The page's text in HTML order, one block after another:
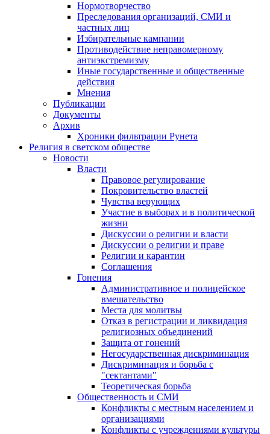
Нормотворчество
Преследования организаций, СМИ и
частных лиц
Избирательные кампании
Противодействие неправомерному
антиэкстремизму
Иные государственные и общественные
действия
Мнения
Публикации
Документы
Архив
Хроники фильтрации Рунета
Религия в светском обществе
Новости
Власти
Правовое регулирование
Покровительство властей
Чувства верующих
Участие в выборах и в политической
жизни
Дискуссии о религии и власти
Дискуссии о религии и праве
Религии и карантин
Соглашения
Гонения
Административное и полицейское
вмешательство
Места для молитвы
Отказ в регистрации и ликвидация
религиозных объединений
Защита от гонений
Негосударственная дискриминация
Дискриминация и борьба с
"сектантами"
Теоретическая борьба
Общественность и СМИ
Конфликты с местным населением и
организациями
Конфликты с учреждениями культуры